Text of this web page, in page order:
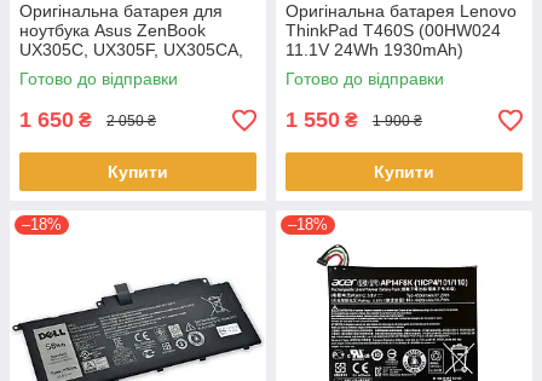
Оригінальна батарея для
ноутбука Asus ZenBook
UX305C, UX305F, UX305CA,
UX305FA - C31N1411 (+11.4 V
45Wh) АКБ
Готово до відправки
1 650 ₴ 2 050 ₴
Купити
Оригінальна батарея Lenovo
ThinkPad T460S (00HW024
11.1V 24Wh 1930mAh)
Акумулятор, АКБ для
ноутбука
Готово до відправки
1 550 ₴ 1 900 ₴
Купити
–18% –18%